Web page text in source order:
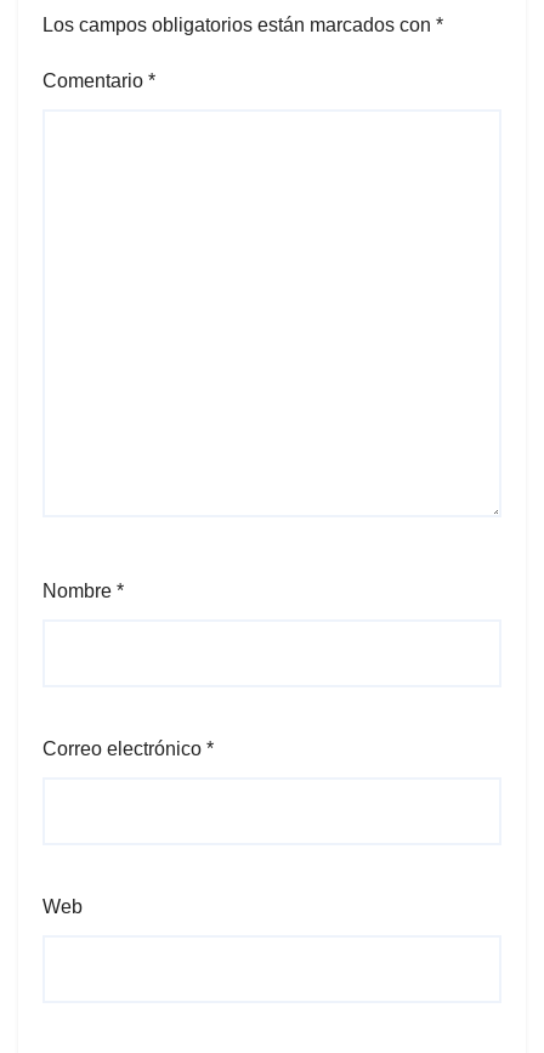
Los campos obligatorios están marcados con *
Comentario *
Nombre *
Correo electrónico *
Web